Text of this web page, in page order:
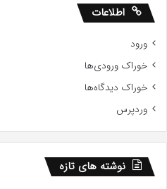
اطلاعات
ورود
خوراک ورودی‌ها
خوراک دیدگاه‌ها
وردپرس
نوشته های تازه